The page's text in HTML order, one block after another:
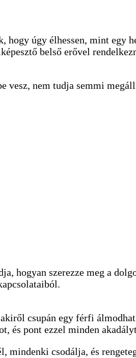
hogy úgy élhessen, mint egy
belső erővel
vesz, nem tudja semmi
hogyan szerezze meg a
csupán egy férfi
és pont ezzel minden
mindenki csodálja, és